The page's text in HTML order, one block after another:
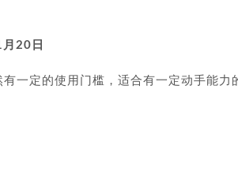
20日
一定的使用门槛，适合有一定动手能力